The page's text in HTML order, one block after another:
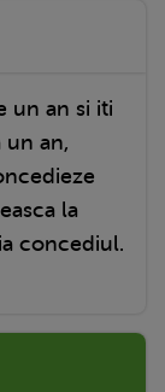
un an si iti
un an,
la
concediul.